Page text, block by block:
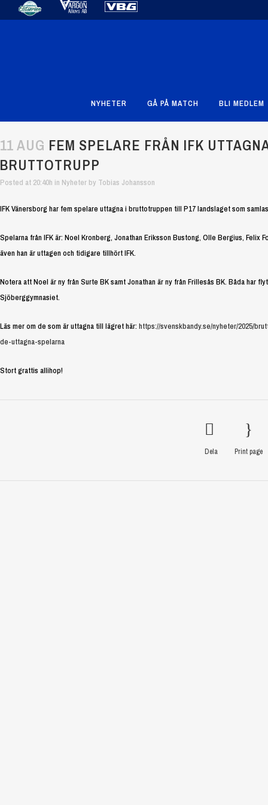
NYHETER GÅ PÅ MATCH BLI MEDLEM
11 AUG FEM SPELARE FRÅN IFK
BRUTTOTRUPP
Posted at 20:40h in Nyheter by Tobias Johansson
IFK Vänersborg har fem spelare uttagna i bruttotruppen till P17 landslaget som
Spelarna från IFK är: Noel Kronberg, Jonathan Eriksson Bustong, Olle Bergius,
även han är uttagen och tidigare tillhört IFK.
Notera att Noel är ny från Surte BK samt Jonathan är ny från Frillesås BK. Båda har
Sjöberggymnasiet.
Läs mer om de som är uttagna till lägret här: https://svenskbandy.se/nyheter/2025/
de-uttagna-spelarna
Stort grattis allihop!
Dela Print page